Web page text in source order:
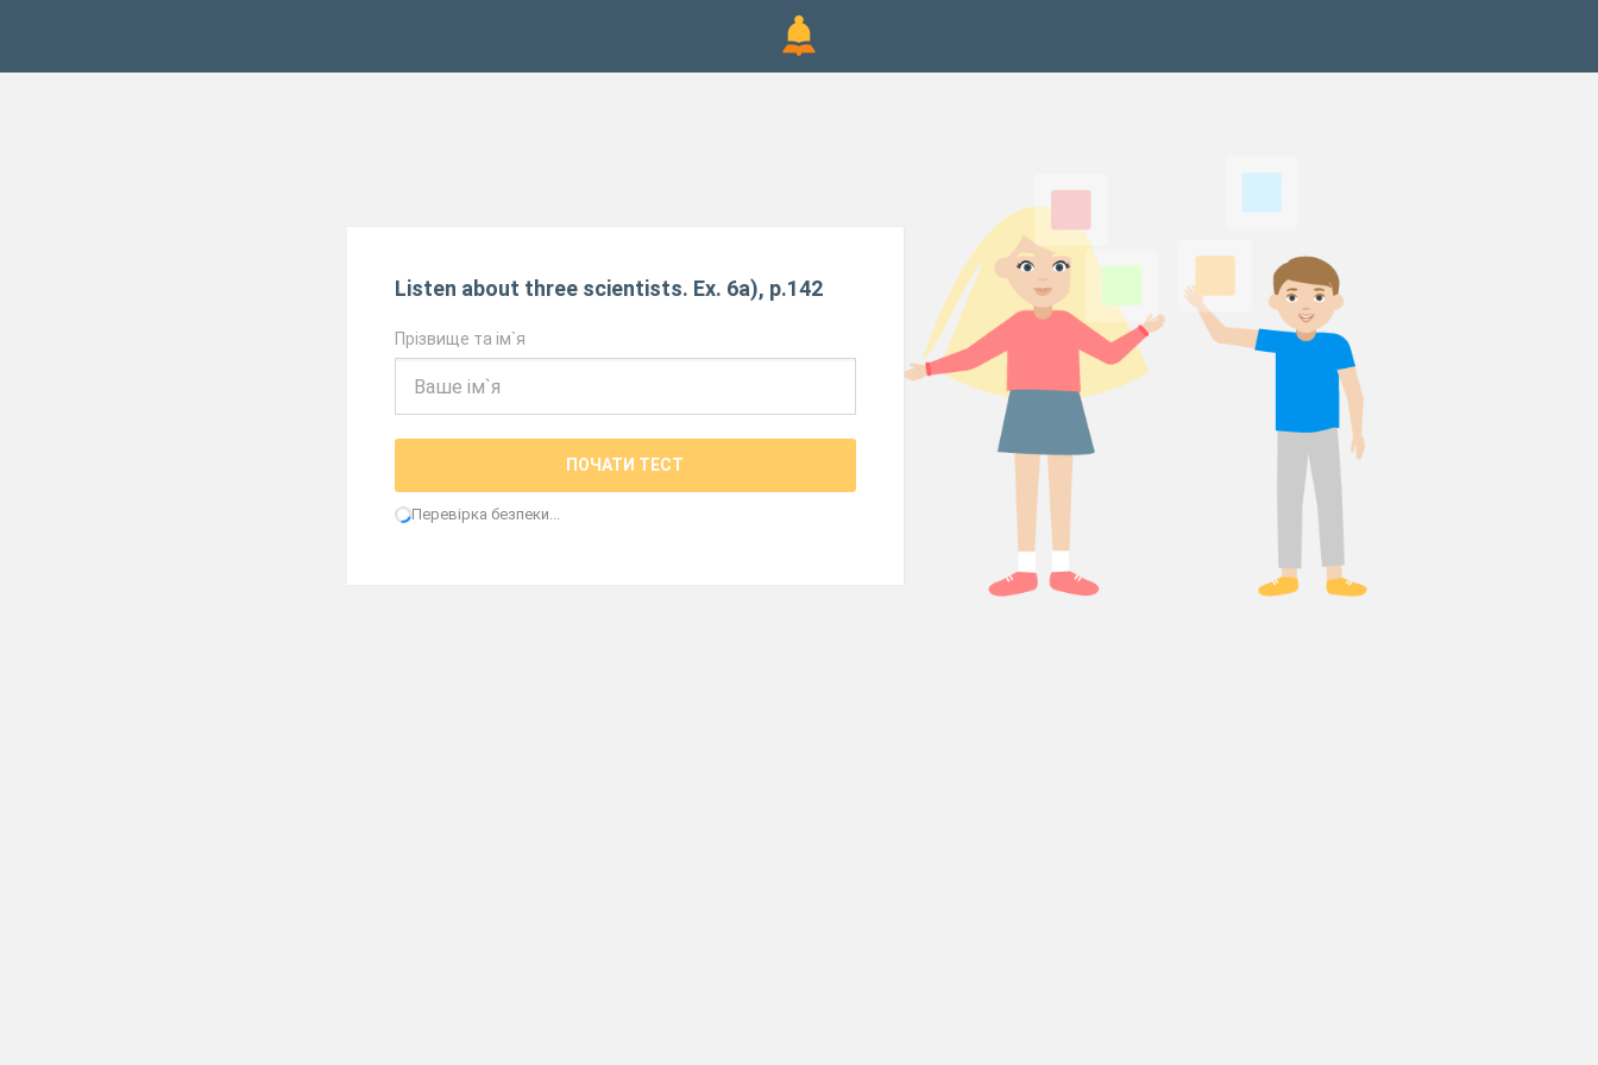
Listen about three scientists. Ex. 6a), p.142
Прізвище та ім`я
ПОЧАТИ ТЕСТ
Перевірка безпеки...